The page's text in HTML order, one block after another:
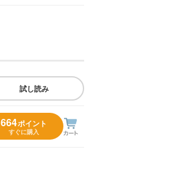
試し読み
664ポイント
すぐに購入